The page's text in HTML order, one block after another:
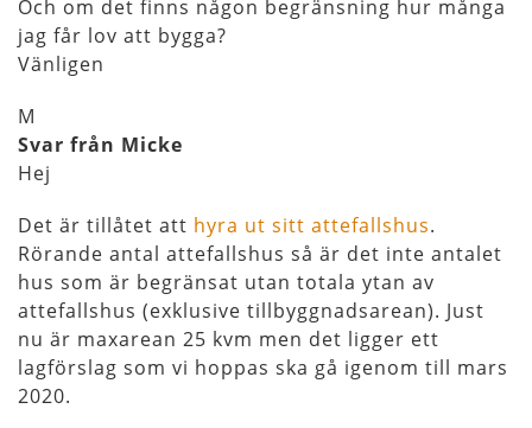
Och om det finns någon begränsning hur många
jag får lov att bygga?
Vänligen
M
Svar från Micke
Hej
Det är tillåtet att hyra ut sitt attefallshus.
Rörande antal attefallshus så är det inte antalet
hus som är begränsat utan totala ytan av
attefallshus (exklusive tillbyggnadsarean). Just
nu är maxarean 25 kvm men det ligger ett
lagförslag som vi hoppas ska gå igenom till mars
2020.